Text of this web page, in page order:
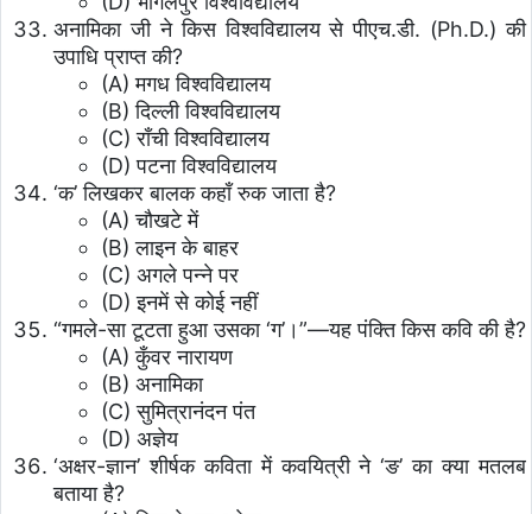
अनामिका जी ने किस विश्वविद्यालय से पीएच.डी. (Ph.D.) की
उपाधि प्राप्त की?
(A) मगध विश्वविद्यालय
(B) दिल्ली विश्वविद्यालय
(C) राँची विश्वविद्यालय
(D) पटना विश्वविद्यालय
‘क’ लिखकर बालक कहाँ रुक जाता है?
(A) चौखटे में
(B) लाइन के बाहर
(C) अगले पन्ने पर
(D) इनमें से कोई नहीं
“गमले-सा टूटता हुआ उसका ‘ग’।”—यह पंक्ति किस कवि की है?
(A) कुँवर नारायण
(B) अनामिका
(C) सुमित्रानंदन पंत
(D) अज्ञेय
‘अक्षर-ज्ञान’ शीर्षक कविता में कवयित्री ने ‘ङ’ का क्या मतलब
बताया है?